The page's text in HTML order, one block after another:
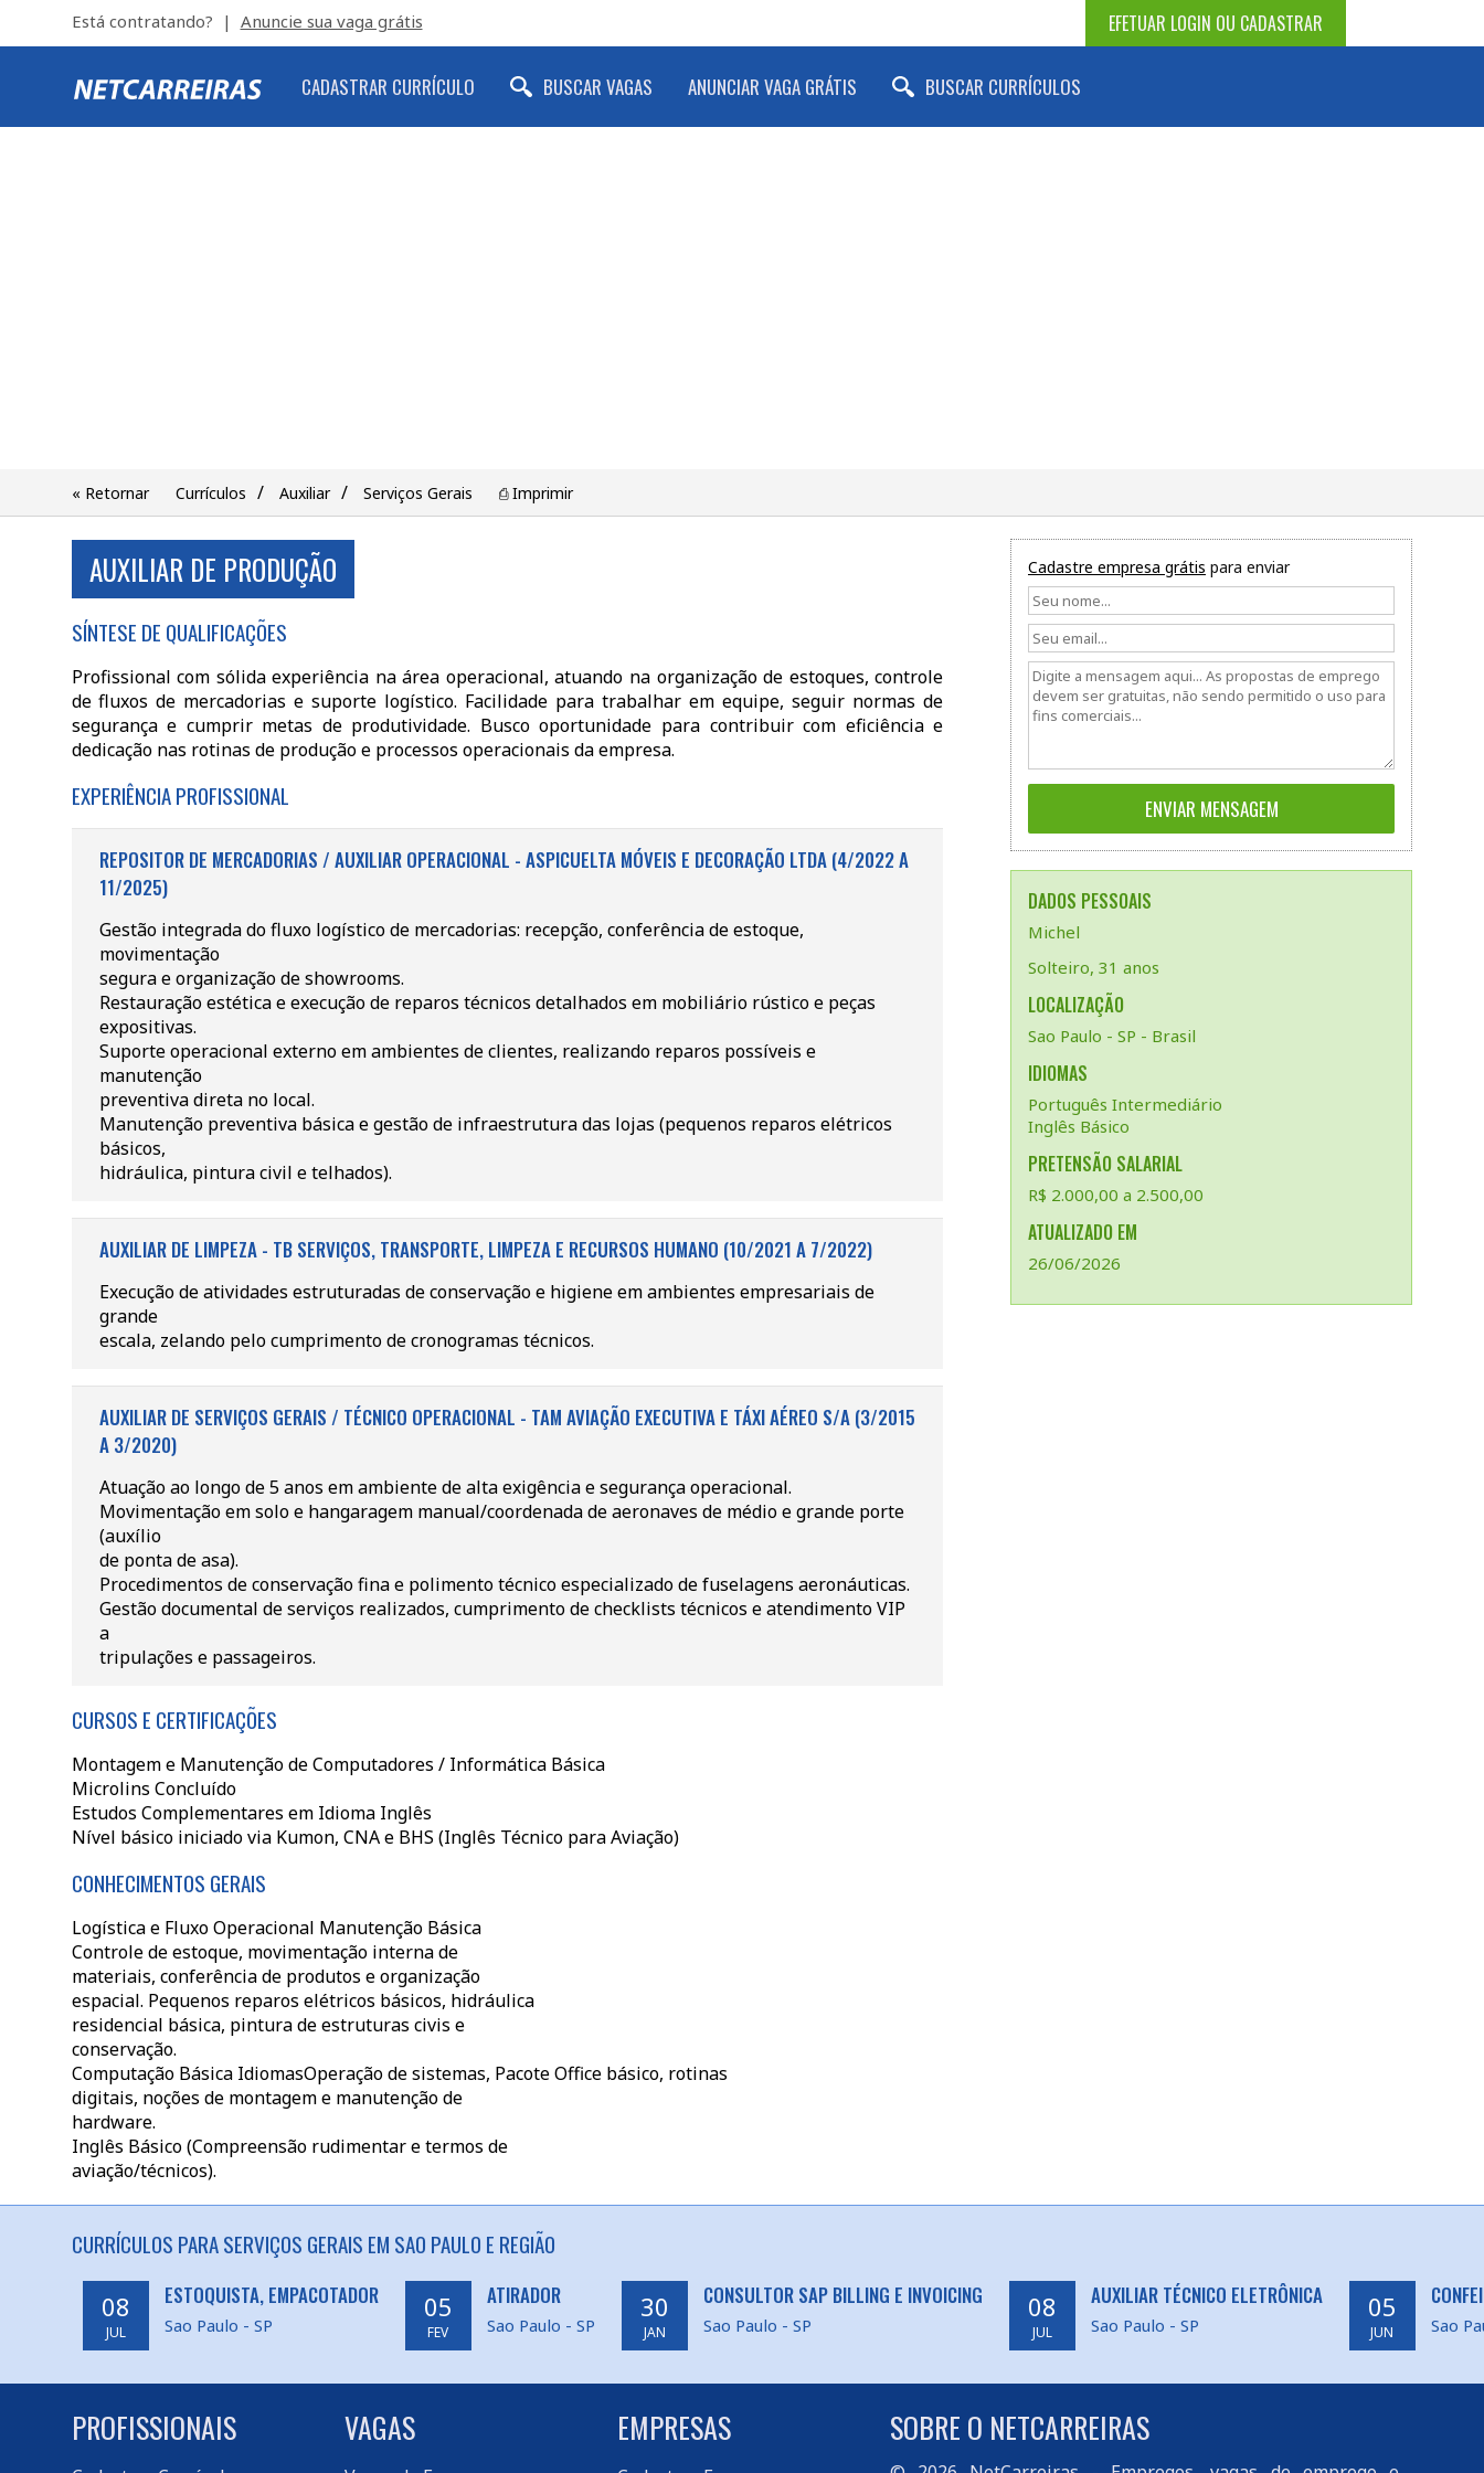
EFETUAR LOGIN OU CADASTRAR
Está contratando? | Anuncie sua vaga grátis
CADASTRAR CURRÍCULO BUSCAR VAGAS ANUNCIAR VAGA GRÁTIS BUSCAR CURRÍCULOS
« Retornar Currículos / Auxiliar / Serviços Gerais ⎙ Imprimir
Cadastre empresa grátis para enviar
DADOS PESSOAIS
Michel
Solteiro, 31 anos
LOCALIZAÇÃO
Sao Paulo - SP - Brasil
IDIOMAS
Português Intermediário
Inglês Básico
PRETENSÃO SALARIAL
R$ 2.000,00 a 2.500,00
ATUALIZADO EM
26/06/2026
AUXILIAR DE PRODUÇÃO
SÍNTESE DE QUALIFICAÇÕES
Profissional com sólida experiência na área operacional, atuando na organização de estoques, controle
de fluxos de mercadorias e suporte logístico. Facilidade para trabalhar em equipe, seguir normas de
segurança e cumprir metas de produtividade. Busco oportunidade para contribuir com eficiência e
dedicação nas rotinas de produção e processos operacionais da empresa.
EXPERIÊNCIA PROFISSIONAL
REPOSITOR DE MERCADORIAS / AUXILIAR OPERACIONAL - ASPICUELTA MÓVEIS E DECORAÇÃO LTDA (4/2022 A
11/2025)
Gestão integrada do fluxo logístico de mercadorias: recepção, conferência de estoque,
movimentação
segura e organização de showrooms.
Restauração estética e execução de reparos técnicos detalhados em mobiliário rústico e peças
expositivas.
Suporte operacional externo em ambientes de clientes, realizando reparos possíveis e
manutenção
preventiva direta no local.
Manutenção preventiva básica e gestão de infraestrutura das lojas (pequenos reparos elétricos
básicos,
hidráulica, pintura civil e telhados).
AUXILIAR DE LIMPEZA - TB SERVIÇOS, TRANSPORTE, LIMPEZA E RECURSOS HUMANO (10/2021 A 7/2022)
Execução de atividades estruturadas de conservação e higiene em ambientes empresariais de
grande
escala, zelando pelo cumprimento de cronogramas técnicos.
AUXILIAR DE SERVIÇOS GERAIS / TÉCNICO OPERACIONAL - TAM AVIAÇÃO EXECUTIVA E TÁXI AÉREO S/A (3/2015
A 3/2020)
Atuação ao longo de 5 anos em ambiente de alta exigência e segurança operacional.
Movimentação em solo e hangaragem manual/coordenada de aeronaves de médio e grande porte
(auxílio
de ponta de asa).
Procedimentos de conservação fina e polimento técnico especializado de fuselagens aeronáuticas.
Gestão documental de serviços realizados, cumprimento de checklists técnicos e atendimento VIP
a
tripulações e passageiros.
CURSOS E CERTIFICAÇÕES
Montagem e Manutenção de Computadores / Informática Básica
Microlins Concluído
Estudos Complementares em Idioma Inglês
Nível básico iniciado via Kumon, CNA e BHS (Inglês Técnico para Aviação)
CONHECIMENTOS GERAIS
Logística e Fluxo Operacional Manutenção Básica
Controle de estoque, movimentação interna de
materiais, conferência de produtos e organização
espacial. Pequenos reparos elétricos básicos, hidráulica
residencial básica, pintura de estruturas civis e
conservação.
Computação Básica IdiomasOperação de sistemas, Pacote Office básico, rotinas
digitais, noções de montagem e manutenção de
hardware.
Inglês Básico (Compreensão rudimentar e termos de
aviação/técnicos).
CURRÍCULOS PARA SERVIÇOS GERAIS EM SAO PAULO E REGIÃO
08
JUL
ESTOQUISTA, EMPACOTADOR
Sao Paulo - SP
05
FEV
ATIRADOR
Sao Paulo - SP
30
JAN
CONSULTOR SAP BILLING E INVOICING
Sao Paulo - SP
08
JUL
AUXILIAR TÉCNICO ELETRÔNICA
Sao Paulo - SP
05
JUN Sao
PROFISSIONAIS VAGAS EMPRESAS SOBRE O NETCARREIRAS